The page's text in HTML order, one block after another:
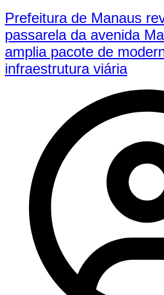
Prefeitura de Manaus
passarela da avenida
amplia pacote de
infraestrutura viária